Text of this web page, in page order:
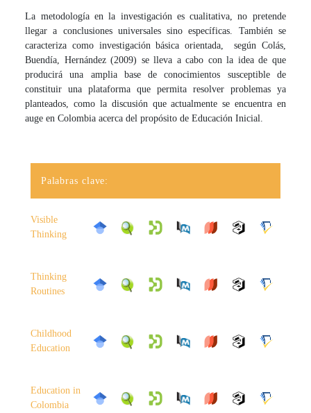
La metodología en la investigación es cualitativa, no pretende
llegar a conclusiones universales sino específicas. También se
caracteriza como investigación básica orientada, según Colás,
Buendía, Hernández (2009) se lleva a cabo con la idea de que
producirá una amplia base de conocimientos susceptible de
constituir una plataforma que permita resolver problemas ya
planteados, como la discusión que actualmente se encuentra en
auge en Colombia acerca del propósito de Educación Inicial.
Palabras clave:
Visible
Thinking
Thinking
Routines
Childhood
Education
Education in
Colombia